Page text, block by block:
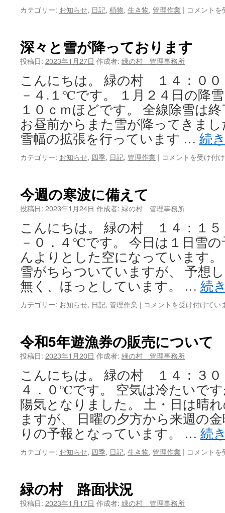
プカテゴリー: お知らせ, 日記, 植物, 生き物, 管理作業 | 本
村
内
子
は
コメント
深々と雪が降っております
投稿日: 2023年1月27日 作成者: 緑の村 管理事務所
こんにちは。 緑の村 １４：
－４.１℃です。 １月２４日の降
１０ｃｍほどです。 全線除雪は
お昼前からまた雪が降ってきま
雪幅の拡張を行っています … 続
カテゴリー: お知らせ, 四季, 日記, 管理作業 | 深々
っ
お
り
ま
す
は
コメントを受け付
今週の寒波に備えて
投稿日: 2023年1月24日 作成者: 緑の村 管理事務所
こんにちは。 緑の村 １４：
－０．４℃です。 今日は１日雪
んよりとした空になっています
雪がちらついていますが、 予想
無く、ほっとしています。 … 続
カテゴリー: お知らせ, 日記, 管理作業 | 今
寒
波
に
て
は
コメントを受け付けてい
令和5年遊漁券の販売について
投稿日: 2023年1月20日 作成者: 緑の村 管理事務所
こんにちは。 緑の村 １４：
４．０℃です。 空気は冷たいで
陽気となりました。 土・日は晴
ますが、 日曜の夕方から来週の
りの予報となっています。 … 続
カテゴリー: お知らせ, 四季, 日記, 生き物, 管理作業 | 令
コメント
緑の村 路面状況
投稿日: 2023年1月17日 作成者: 緑の村 管理事務所